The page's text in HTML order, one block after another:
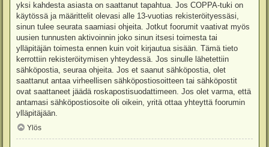
yksi kahdesta asiasta on saattanut tapahtua. Jos COPPA-tuki on
käytössä ja määrittelit olevasi alle 13-vuotias rekisteröityessäsi,
sinun tulee seurata saamiasi ohjeita. Jotkut foorumit vaativat myös
uusien tunnusten aktivoinnin joko sinun itsesi toimesta tai
ylläpitäjän toimesta ennen kuin voit kirjautua sisään. Tämä tieto
kerrottiin rekisteröitymisen yhteydessä. Jos sinulle lähetettiin
sähköpostia, seuraa ohjeita. Jos et saanut sähköpostia, olet
saattanut antaa virheellisen sähköpostiosoitteen tai sähköpostit
ovat saattaneet jäädä roskapostisuodattimeen. Jos olet varma, että
antamasi sähköpostiosoite oli oikein, yritä ottaa yhteyttä foorumin
ylläpitäjään.
Ylös